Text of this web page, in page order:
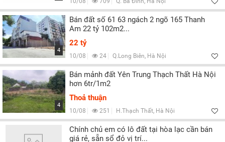
4
Bán đất số 61 63 ngách 2 ngõ 165 Thanh
Am 22 tỷ 102m2...
22 tỷ
10/08 24 Q.Long Biên, Hà Nội
4
Bán mảnh đất Yên Trung Thạch Thất Hà Nội
hơn 6tr/1m2
Thoả thuận
10/08 251 H.Thạch Thất, Hà Nội
Chính chủ em có lô đất tại hòa lạc cần bán
giá rẻ, sẵn sổ đỏ vị trí...